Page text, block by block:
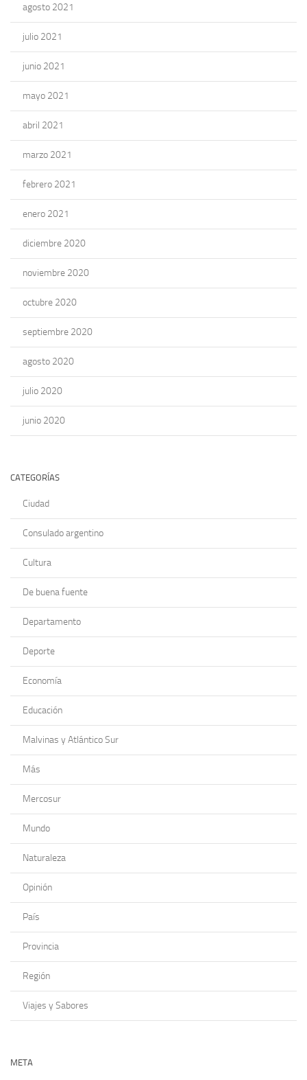
agosto 2021
julio 2021
junio 2021
mayo 2021
abril 2021
marzo 2021
febrero 2021
enero 2021
diciembre 2020
noviembre 2020
octubre 2020
septiembre 2020
agosto 2020
julio 2020
junio 2020
CATEGORÍAS
Ciudad
Consulado argentino
Cultura
De buena fuente
Departamento
Deporte
Economía
Educación
Malvinas y Atlántico Sur
Más
Mercosur
Mundo
Naturaleza
Opinión
País
Provincia
Región
Viajes y Sabores
META